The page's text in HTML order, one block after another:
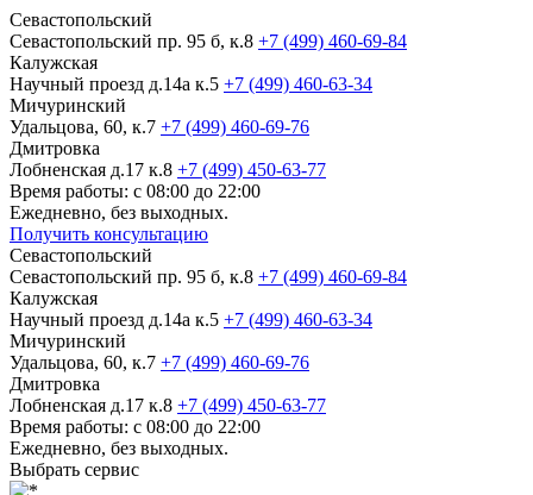
Севастопольский
Севастопольский пр. 95 б, к.8 +7 (499) 460-69-84
Калужская
Научный проезд д.14а к.5 +7 (499) 460-63-34
Мичуринский
Удальцова, 60, к.7 +7 (499) 460-69-76
Дмитровка
Лобненская д.17 к.8 +7 (499) 450-63-77
Время работы: с 08:00 до 22:00
Ежедневно, без выходных.
Получить консультацию
Севастопольский
Севастопольский пр. 95 б, к.8 +7 (499) 460-69-84
Калужская
Научный проезд д.14а к.5 +7 (499) 460-63-34
Мичуринский
Удальцова, 60, к.7 +7 (499) 460-69-76
Дмитровка
Лобненская д.17 к.8 +7 (499) 450-63-77
Время работы: с 08:00 до 22:00
Ежедневно, без выходных.
Выбрать сервис